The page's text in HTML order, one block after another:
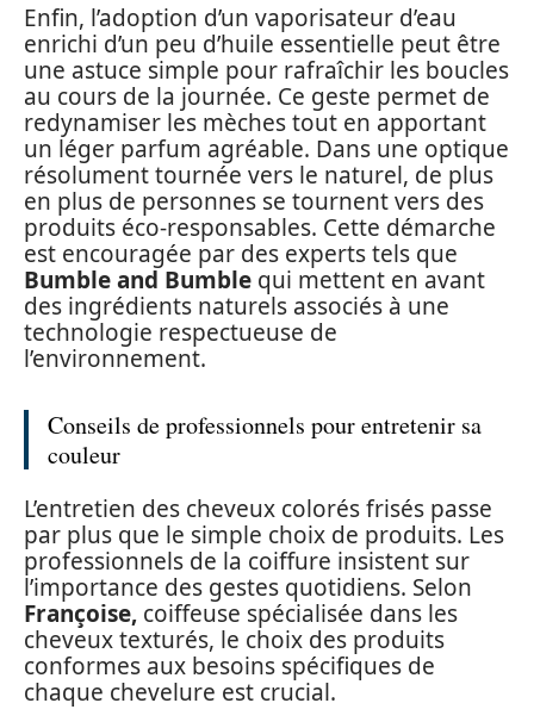
Enfin, l’adoption d’un vaporisateur d’eau
enrichi d’un peu d’huile essentielle peut être
une astuce simple pour rafraîchir les boucles
au cours de la journée. Ce geste permet de
redynamiser les mèches tout en apportant
un léger parfum agréable. Dans une optique
résolument tournée vers le naturel, de plus
en plus de personnes se tournent vers des
produits éco-responsables. Cette démarche
est encouragée par des experts tels que
Bumble and Bumble qui mettent en avant
des ingrédients naturels associés à une
technologie respectueuse de
l’environnement.
Conseils de professionnels pour entretenir sa
couleur
L’entretien des cheveux colorés frisés passe
par plus que le simple choix de produits. Les
professionnels de la coiffure insistent sur
l’importance des gestes quotidiens. Selon
Françoise, coiffeuse spécialisée dans les
cheveux texturés, le choix des produits
conformes aux besoins spécifiques de
chaque chevelure est crucial.